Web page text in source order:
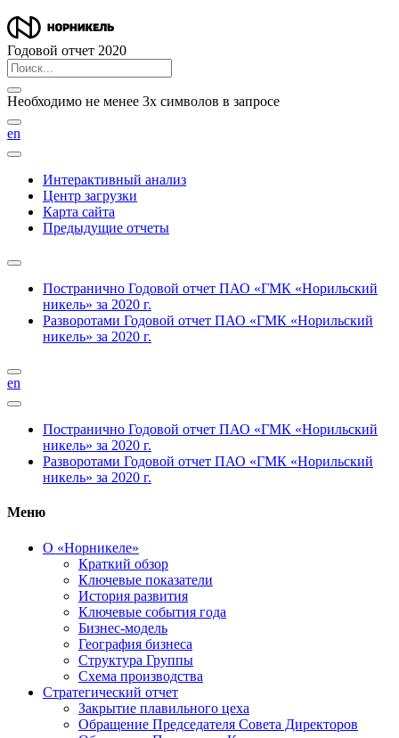
Годовой отчет 2020
Необходимо не менее 3х символов в запросе
en
Интерактивный анализ
Центр загрузки
Карта сайта
Предыдущие отчеты
Постранично Годовой отчет ПАО «ГМК «Норильский
никель» за 2020 г.
Разворотами Годовой отчет ПАО «ГМК «Норильский
никель» за 2020 г.
en
Постранично Годовой отчет ПАО «ГМК «Норильский
никель» за 2020 г.
Разворотами Годовой отчет ПАО «ГМК «Норильский
никель» за 2020 г.
Меню
О «Норникеле»
Краткий обзор
Ключевые показатели
История развития
Ключевые события года
Бизнес-модель
География бизнеса
Структура Группы
Схема производства
Стратегический отчет
Закрытие плавильного цеха
Обращение Председателя Совета Директоров